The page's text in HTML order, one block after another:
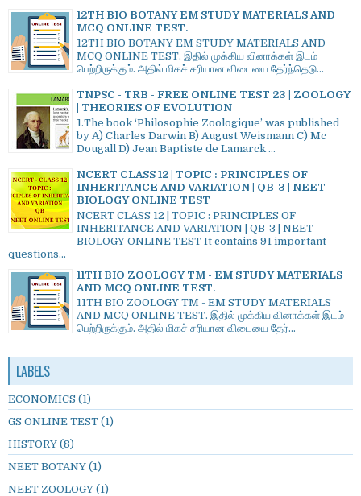
12TH BIO BOTANY EM STUDY MATERIALS AND
MCQ ONLINE TEST.
12TH BIO BOTANY EM STUDY MATERIALS AND
MCQ ONLINE TEST. இதில் முக்கிய வினாக்கள் இடம்
பெற்றிருக்கும். அதில் மிகச் சரியான விடையை தேர்ந்தெடு...
TNPSC - TRB - FREE ONLINE TEST 23 | ZOOLOGY
| THEORIES OF EVOLUTION
1.The book ‘Philosophie Zoologique’ was published
by A) Charles Darwin B) August Weismann C) Mc
Dougall D) Jean Baptiste de Lamarck ...
NCERT CLASS 12 | TOPIC : PRINCIPLES OF
INHERITANCE AND VARIATION | QB-3 | NEET
BIOLOGY ONLINE TEST
NCERT CLASS 12 | TOPIC : PRINCIPLES OF
INHERITANCE AND VARIATION | QB-3 | NEET
BIOLOGY ONLINE TEST It contains 91 important
questions...
11TH BIO ZOOLOGY TM - EM STUDY MATERIALS
AND MCQ ONLINE TEST.
11TH BIO ZOOLOGY TM - EM STUDY MATERIALS
AND MCQ ONLINE TEST. இதில் முக்கிய வினாக்கள் இடம்
பெற்றிருக்கும். அதில் மிகச் சரியான விடையை தேர்...
LABELS
ECONOMICS (1)
GS ONLINE TEST (1)
HISTORY (8)
NEET BOTANY (1)
NEET ZOOLOGY (1)